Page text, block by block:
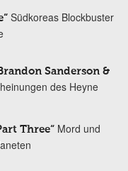
Südkoreas Blockbuster
Sanderson &
des Heyne
Three“ Mord und